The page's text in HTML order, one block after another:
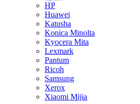
HP
Huawei
Katusha
Konica Minolta
Kyocera Mita
Lexmark
Pantum
Ricoh
Samsung
Xerox
Xiaomi Mijia